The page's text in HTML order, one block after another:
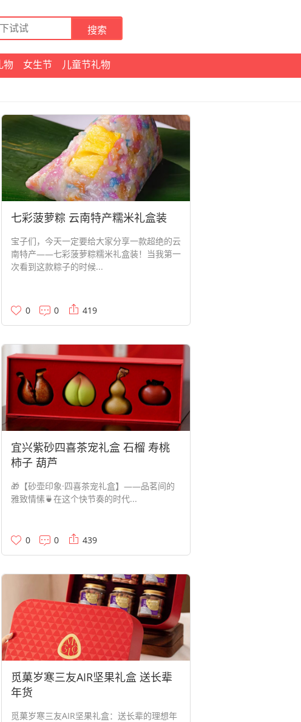
物 女生节
儿童节礼物
七彩菠萝粽 云南特产糯米礼盒装
宝子们，今天一定要给大家分享一款超绝的云
南特产——七彩菠萝粽糯米礼盒装！当我第一
次看到这款粽子的时候...
0 0 419
宜兴紫砂四喜茶宠礼盒 石榴 寿桃
柿子 葫芦
🎁【砂壶印象·四喜茶宠礼盒】——品茗间的
雅致情愫🍵在这个快节奏的时代...
0 0 439
觅菓岁寒三友AIR坚果礼盒 送长辈
年货
觅菓岁寒三友AIR坚果礼盒：送长辈的理想年